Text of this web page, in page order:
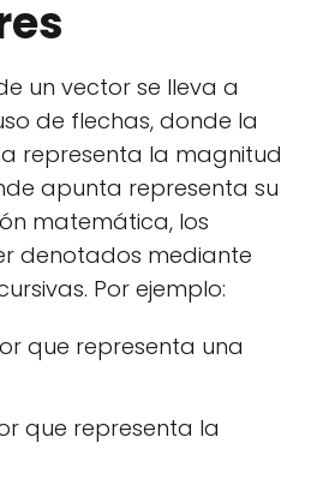
un vector se lleva a
de flechas, donde la
representa la magnitud
apunta representa su
matemática, los
denotados mediante
Por ejemplo:
que representa una
que representa la